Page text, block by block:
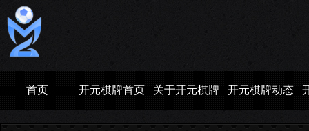
首页 开元棋牌首页 关于开元棋牌 开元棋牌动态